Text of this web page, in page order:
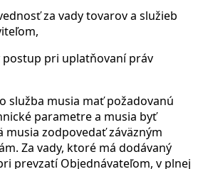
za vady tovarov a služieb
postup pri uplatňovaní práv
služba musia mať požadovanú
parametre a musia byť
musia zodpovedať záväzným
Za vady, ktoré má dodávaný
prevzatí Objednávateľom, v plnej